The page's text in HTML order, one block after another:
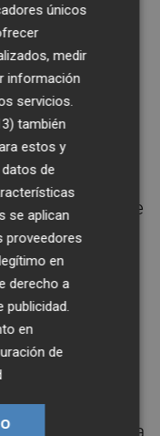
ser
de sanción.
hablarlo
ser
que teníamos
seguir. Lo que
esa
por las
al
jugador que ha
únicos
medir
información
servicios.
también
estos y
de
se aplican
proveedores
en
derecho a
publicidad
en
de